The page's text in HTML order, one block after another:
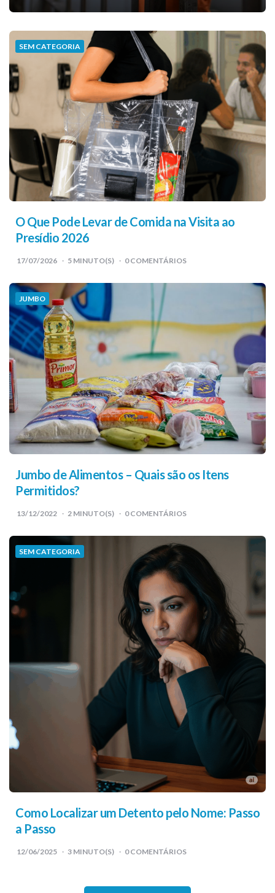
SEM CATEGORIA
O Que Pode Levar de Comida na Visita ao
Presídio 2026
17/07/2026 5 MINUTO(S) 0 COMENTÁRIOS
JUMBO
Jumbo de Alimentos – Quais são os Itens
Permitidos?
13/12/2022 2 MINUTO(S) 0 COMENTÁRIOS
SEM CATEGORIA
Como Localizar um Detento pelo Nome: Passo
a Passo
12/06/2025 3 MINUTO(S) 0 COMENTÁRIOS